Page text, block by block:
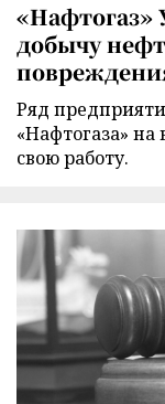
«Нафтогаз»
добычу
Ряд
«Нафтогаза»
свою работу.